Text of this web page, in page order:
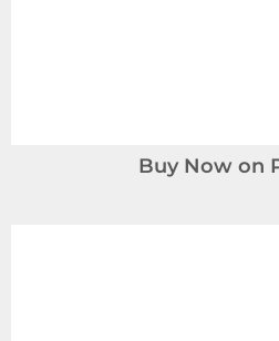
Buy Now on